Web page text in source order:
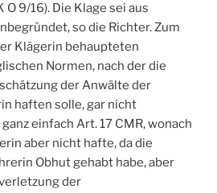
O 9/16). Die Klage sei aus
so die Richter. Zum
Klägerin behaupteten
Normen, nach der die
der Anwälte der
haften solle, gar nicht
einfach Art. 17 CMR, wonach
aber nicht hafte, da die
Obhut gehabt habe, aber
der